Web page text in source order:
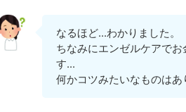
なるほど...わかりました。
ちなみにエンゼルケアで
す...
何かコツみたいなものはあ